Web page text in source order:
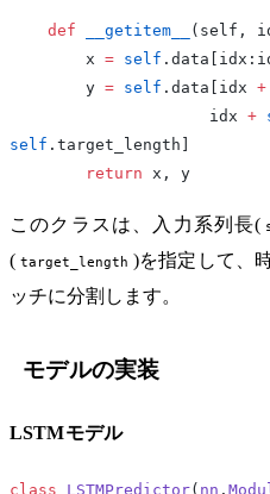
    def
__getitem__
(self,
        x
= self
        y
= self .data[idx +
                     idx
+
self .target_length]
        return
x, y
このクラスは、入力系列長(
( target_length )を指定して、
ッチに分割します。
モデルの実装
LSTMモデル
class LSTMPredictor( nn .